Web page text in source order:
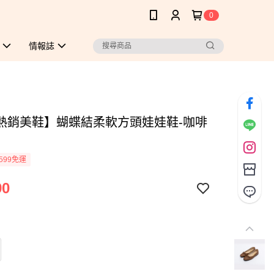
0
情報誌
銷美鞋】蝴蝶結柔軟方頭娃娃鞋-咖啡
免運